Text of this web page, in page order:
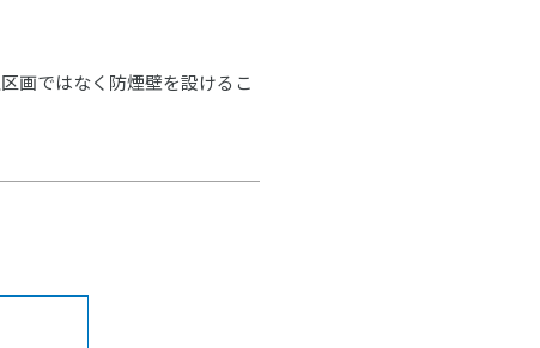
画ではなく防煙壁を設けるこ